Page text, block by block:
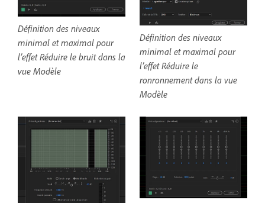
Définition des niveaux
minimal et maximal pour
l’effet Réduire le bruit dans la
vue Modèle
Définition des niveaux
minimal et maximal pour
l’effet Réduire le
ronronnement dans la vue
Modèle